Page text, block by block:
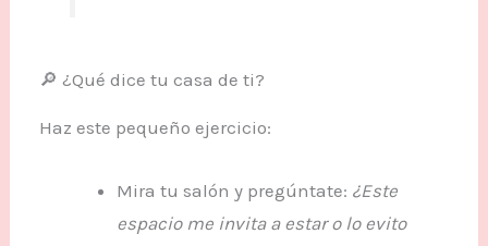
🔎 ¿Qué dice tu casa de ti?
Haz este pequeño ejercicio:
Mira tu salón y pregúntate: ¿Este
espacio me invita a estar o lo evito